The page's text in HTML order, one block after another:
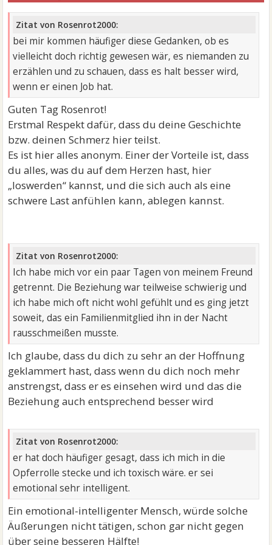
Zitat von Rosenrot2000:
bei mir kommen häufiger diese Gedanken, ob es
vielleicht doch richtig gewesen wär, es niemanden zu
erzählen und zu schauen, dass es halt besser wird,
wenn er einen Job hat.
Guten Tag Rosenrot!
Erstmal Respekt dafür, dass du deine Geschichte
bzw. deinen Schmerz hier teilst.
Es ist hier alles anonym. Einer der Vorteile ist, dass
du alles, was du auf dem Herzen hast, hier
„loswerden“ kannst, und die sich auch als eine
schwere Last anfühlen kann, ablegen kannst.
Zitat von Rosenrot2000:
Ich habe mich vor ein paar Tagen von meinem Freund
getrennt. Die Beziehung war teilweise schwierig und
ich habe mich oft nicht wohl gefühlt und es ging jetzt
soweit, das ein Familienmitglied ihn in der Nacht
rausschmeißen musste.
Ich glaube, dass du dich zu sehr an der Hoffnung
geklammert hast, dass wenn du dich noch mehr
anstrengst, dass er es einsehen wird und das die
Beziehung auch entsprechend besser wird
Zitat von Rosenrot2000:
er hat doch häufiger gesagt, dass ich mich in die
Opferrolle stecke und ich toxisch wäre. er sei
emotional sehr intelligent.
Ein emotional-intelligenter Mensch, würde solche
Äußerungen nicht tätigen, schon gar nicht gegen
über seine besseren Hälfte!